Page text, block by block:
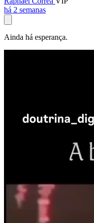
há 2 semanas
Ainda há esperança.